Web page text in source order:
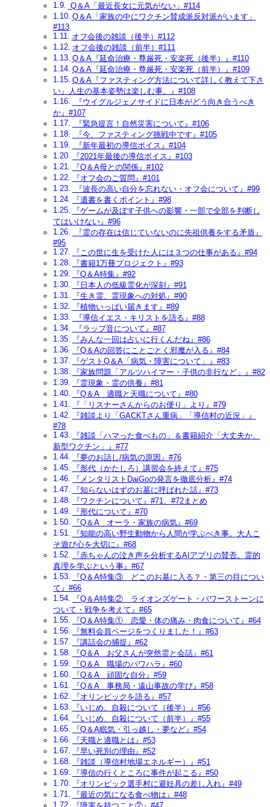
Q＆A「最近長女に元気がない」#114
Q＆A「家族の中にワクチン賛成派反対派がいます」
#113
オフ会後の雑談（後半）#112
オフ会後の雑談（前半）#111
Q＆A『延命治療・尊厳死・安楽死（後半）』#110
Q＆A『延命治療・尊厳死・安楽死（前半）』#109
Q＆A『ファスティング方法について詳しく教えて下さ
い』人生の基本姿勢は楽しむ事。』#108
『ウイグルジェノサイドに日本がどう向き合うべき
か』#107
『緊急提言！自然災害について』#106
『今、ファスティング挑戦中です』#105
『新年最初の導信ボイス』#104
『2021年最後の導信ボイス』#103
『Q＆A母との関係』#102
『オフ会のご質問』#101
『波長の高い自分を忘れない・オフ会について』#99
『遺書を書くポイント』#98
『ゲームが及ぼす子供への影響・一部で全部を判断し
てはいけない』#96
『霊の存在は信じていないのに先祖供養をする矛盾』
#95
『この世に生を受けた人には３つの仕事がある』#94
『書籍1万冊プロジェクト』#93
『Q＆A特集』#92
『日本人の低級霊化が深刻』#91
『生き霊、霊現象への対処』#90
『植物いっぱい届きます』#89
『導信イエス・キリストを語る』#88
『ラップ音について』#87
『みんな一回は占いに行くんだね』#86
『Q＆Aの回答にことごとく邪魔が入る』#84
『ゲストQ＆A「病気・障害について」』#83
『家族問題「アルツハイマー・子供の非行など」』#82
『霊現象・霊の供養』#81
『Q＆A 適職と天職について』#80
『「リスナーさんからのお便り」より』#79
『雑談より「GACKTさん重病」「導信村の近況」』
#78
『雑談「ハマった食べもの」＆書籍紹介「大丈夫か、
新型ワクチン」』#77
『夢のお話し/病気の原因』#76
『形代（かたしろ）講習会を終えて』#75
『メンタリストDaiGoの発言を徹底分析』#74
『知らないはずのお墓に呼ばれた話』#73
『ワクチンについて』#71、#72まとめ
『形代について』#70
『Q＆A オーラ・家族の病気』#69
『知能の高い野生動物から人間が学ぶべき事。大人こ
そ遊び心を大切に』#68
『赤ちゃんの泣き声を分析するAIアプリの賛否。霊的
真理を学ぶという事』#67
『Q＆A特集③ どこのお墓に入る？・第三の目につい
て』#66
『Q＆A特集② ライオンズゲート・パワーストーンに
ついて・戦争を考えて』#65
『Q＆A特集① 恋愛・体の痛み・肉食について』#64
『無料会員ページをつくりました！』#63
『講話会の捕捉』#62
『Q＆A お父さんが突然霊と会話』#61
『Q＆A 職場のパワハラ』#60
『Q＆A 頑固な自分』#59
『Q＆A 事務局・遠山事故の学び』#58
『オリンピックを語る』#57
『いじめ、自殺について（後半）』#56
『いじめ、自殺について（前半）』#55
『Q＆A眠気・引っ越し・夢など』#54
『天職と適職とは』#53
『早い死別の理由』#52
『雑談（導信村地場エネルギー）』#51
『導信の行くところに事件が起こる』#50
『オリンピック選手村に避妊具の差し入れ』#49
『最近の気になる食べ物は』#48